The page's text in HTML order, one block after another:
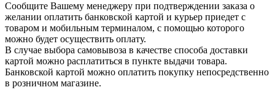
Сообщите Вашему менеджеру при подтверждении заказа о
желании оплатить банковской картой и курьер приедет с
товаром и мобильным терминалом, с помощью которого
можно будет осуществить оплату.
В случае выбора самовывоза в качестве способа доставки
картой можно расплатиться в пункте выдачи товара.
Банковской картой можно оплатить покупку непосредственно
в розничном магазине.